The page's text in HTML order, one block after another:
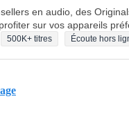
en audio, des
sur vos appareils
500K+ titres Écoute hors